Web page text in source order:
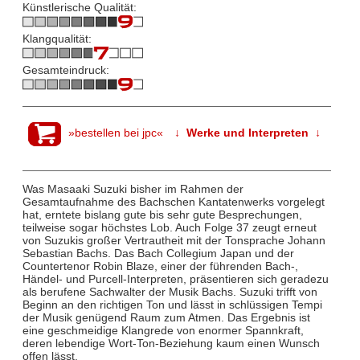
Künstlerische Qualität:
Klangqualität:
Gesamteindruck:
»bestellen bei jpc« ↓ Werke und Interpreten ↓
Was Masaaki Suzuki bisher im Rahmen der
Gesamtaufnahme des Bachschen Kantatenwerks vorgelegt
hat, erntete bislang gute bis sehr gute Besprechungen,
teilweise sogar höchstes Lob. Auch Folge 37 zeugt erneut
von Suzukis großer Vertrautheit mit der Tonsprache Johann
Sebastian Bachs. Das Bach Collegium Japan und der
Countertenor Robin Blaze, einer der führenden Bach-,
Händel- und Purcell-Interpreten, präsentieren sich geradezu
als berufene Sachwalter der Musik Bachs. Suzuki trifft von
Beginn an den richtigen Ton und lässt in schlüssigen Tempi
der Musik genügend Raum zum Atmen. Das Ergebnis ist
eine geschmeidige Klangrede von enormer Spannkraft,
deren lebendige Wort-Ton-Beziehung kaum einen Wunsch
offen lässt.